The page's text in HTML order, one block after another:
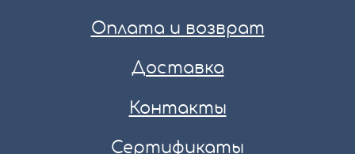
Оплата и возврат
Доставка
Контакты
Сертификаты